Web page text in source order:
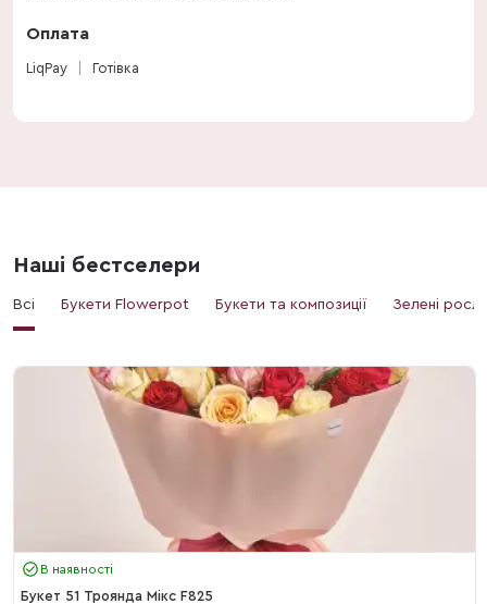
Оплата
LiqPay Готівка
Наші бестселери
Всі Букети Flowerpot Букети та композиції Зелені
В наявності
Букет 51 Троянда Мікс F825